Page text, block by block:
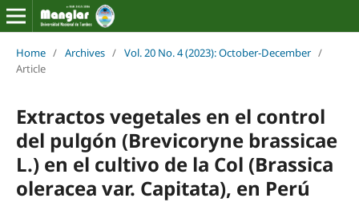
Home / Archives / Vol. 20 No. 4 (2023): October-December /
Article
Extractos vegetales en el control
del pulgón (Brevicoryne brassicae
L.) en el cultivo de la Col (Brassica
oleracea var. Capitata), en Perú